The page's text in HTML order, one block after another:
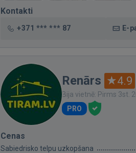
Kontakti
+371 *** *** 87 E-
Renārs 4.9
Bija vietnē: Pirms 3st.
PRO
Cenas
Sabiedrisko telpu uzkopšana